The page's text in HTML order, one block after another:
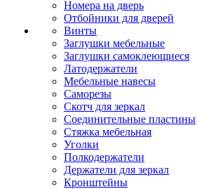
Номера на дверь
Отбойники для дверей
Винты
Заглушки мебельные
Заглушки самоклеющиеся
Латодержатели
Мебельные навесы
Саморезы
Скотч для зеркал
Соединительные пластины
Стяжка мебельная
Уголки
Полкодержатели
Держатели для зеркал
Кронштейны